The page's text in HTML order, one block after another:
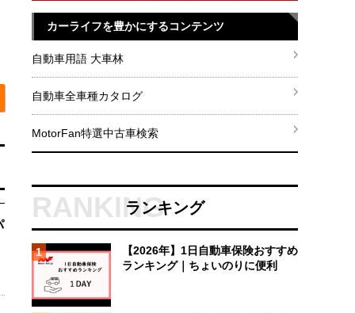
カーライフを豊かにするコンテンツ
自動車用語 大車林
自動車全車種カタログ
MotorFan特選中古車検索
ランキング
1
【2026年】1日自動車保険おすすめ
ランキング｜ちょいのりに便利